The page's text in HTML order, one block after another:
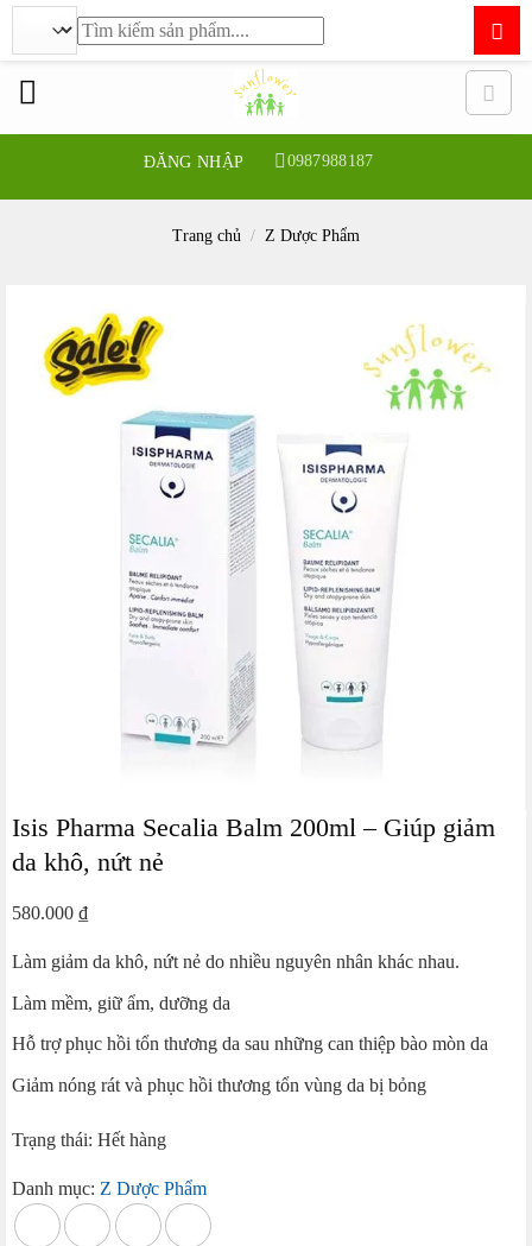
ĐĂNG NHẬP 0987988187
Tìm
kiếm:
Trang chủ / Z Dược Phẩm
Isis Pharma Secalia Balm 200ml – Giúp giảm
da khô, nứt nẻ
580.000 ₫
Làm giảm da khô, nứt nẻ do nhiều nguyên nhân khác nhau.
Làm mềm, giữ ẩm, dưỡng da
Hỗ trợ phục hồi tổn thương da sau những can thiệp bào mòn da
Giảm nóng rát và phục hồi thương tổn vùng da bị bỏng
Trạng thái: Hết hàng
Danh mục: Z Dược Phẩm